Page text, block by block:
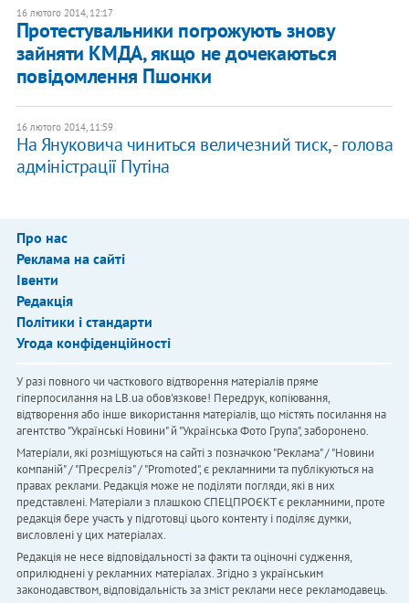
16 лютого 2014, 12:17
Протестувальники погрожують знову
зайняти КМДА, якщо не дочекаються
повідомлення Пшонки
16 лютого 2014, 11:59
На Януковича чиниться величезний тиск, - голова
адміністрації Путіна
Про нас
Реклама на сайті
Івенти
Редакція
Політики і стандарти
Угода конфіденційності
У разі повного чи часткового відтворення матеріалів пряме
гіперпосилання на LB.ua обов'язкове! Передрук, копіювання,
відтворення або інше використання матеріалів, що містять посилання на
агентство "Українськi Новини" й "Українська Фото Група", заборонено.
Матеріали, які розміщуються на сайті з позначкою "Реклама" / "Новини
компаній" / "Пресреліз" / "Promoted", є рекламними та публікуються на
правах реклами. Редакція може не поділяти погляди, які в них
представлені. Матеріали з плашкою СПЕЦПРОЄКТ є рекламними, проте
редакція бере участь у підготовці цього контенту і поділяє думки,
висловлені у цих матеріалах.
Редакція не несе відповідальності за факти та оціночні судження,
оприлюднені у рекламних матеріалах. Згідно з українським
законодавством, відповідальність за зміст реклами несе рекламодавець.